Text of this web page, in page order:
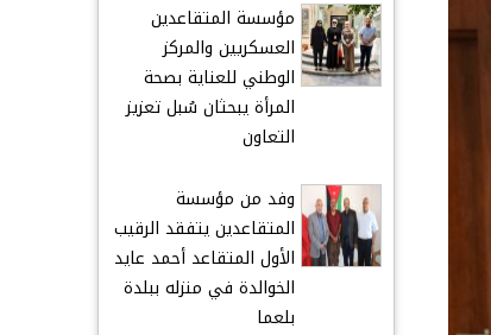
مؤسسة المتقاعدين
العسكريين والمركز
الوطني للعناية بصحة
المرأة يبحثان سُبل تعزيز
التعاون
وفد من مؤسسة
المتقاعدين يتفقد الرقيب
الأول المتقاعد أحمد عايد
الخوالدة في منزله ببلدة
بلعما